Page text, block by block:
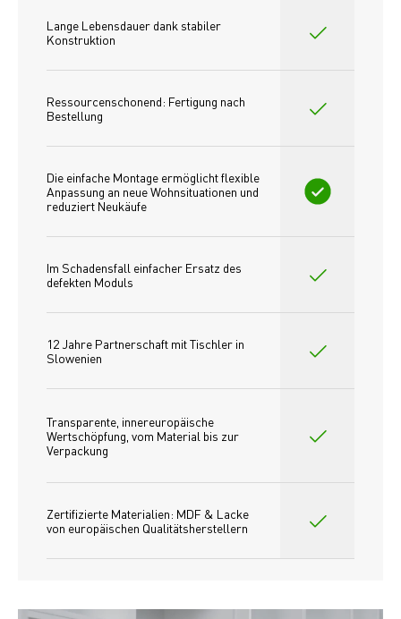
Lange Lebensdauer dank stabiler
Konstruktion
Ressourcenschonend: Fertigung nach
Bestellung
Die einfache Montage ermöglicht flexible
Anpassung an neue Wohnsituationen und
reduziert Neukäufe
Im Schadensfall einfacher Ersatz des
defekten Moduls
12 Jahre Partnerschaft mit Tischler in
Slowenien
Transparente, innereuropäische
Wertschöpfung, vom Material bis zur
Verpackung
Zertifizierte Materialien: MDF & Lacke
von europäischen Qualitätsherstellern